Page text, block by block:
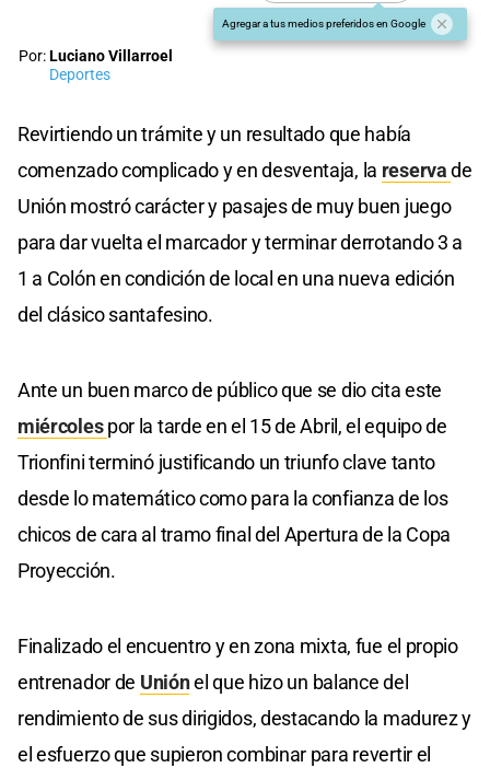
Agregar a tus medios preferidos en Google
Por:Luciano Villarroel
Deportes
Revirtiendo un trámite y un resultado que había
comenzado complicado y en desventaja, la reservade
Unión mostró carácter y pasajes de muy buen juego
para dar vuelta el marcador y terminar derrotando 3 a
1 a Colón en condición de local en una nueva edición
del clásico santafesino.
Ante un buen marco de público que se dio cita este
miércolespor la tarde en el 15 de Abril, el equipo de
Trionfini terminó justificando un triunfo clave tanto
desde lo matemático como para la confianza de los
chicos de cara al tramo final del Apertura de la Copa
Proyección.
Finalizado el encuentro y en zona mixta, fue el propio
entrenador de Uniónel que hizo un balance del
rendimiento de sus dirigidos, destacando la madurez y
el esfuerzo que supieron combinar para revertir el